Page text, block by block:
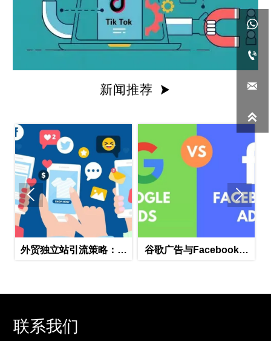
新闻推荐 
略：如
谷歌广告与Facebook广
全球营销新策略：多语
 
联系我们



